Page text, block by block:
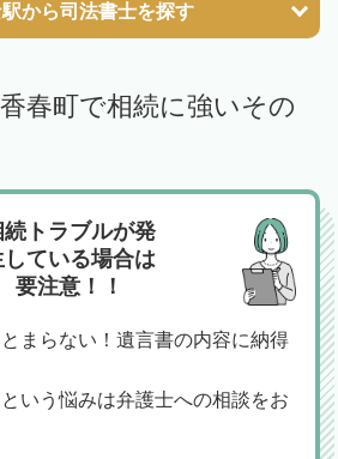
から司法書士を探す
春町で相続に強いその
続トラブルが発
している場合は
要注意！！
まらない！遺言書の内容に納得
いう悩みは弁護士への相談をお